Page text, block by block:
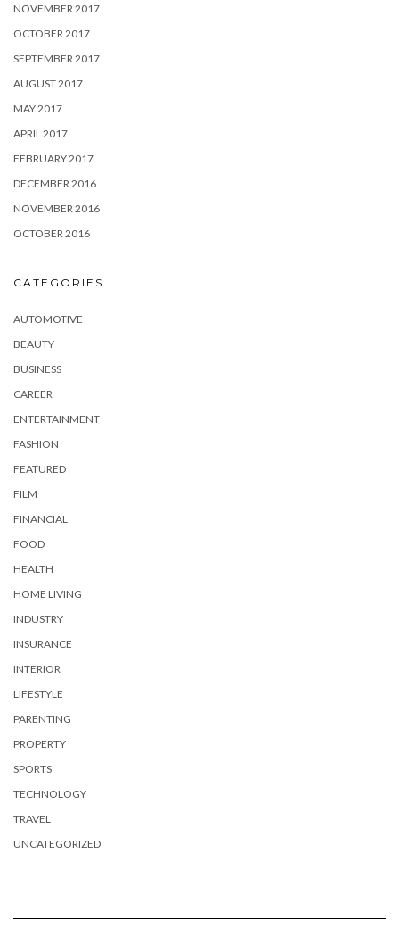
NOVEMBER 2017
OCTOBER 2017
SEPTEMBER 2017
AUGUST 2017
MAY 2017
APRIL 2017
FEBRUARY 2017
DECEMBER 2016
NOVEMBER 2016
OCTOBER 2016
CATEGORIES
AUTOMOTIVE
BEAUTY
BUSINESS
CAREER
ENTERTAINMENT
FASHION
FEATURED
FILM
FINANCIAL
FOOD
HEALTH
HOME LIVING
INDUSTRY
INSURANCE
INTERIOR
LIFESTYLE
PARENTING
PROPERTY
SPORTS
TECHNOLOGY
TRAVEL
UNCATEGORIZED